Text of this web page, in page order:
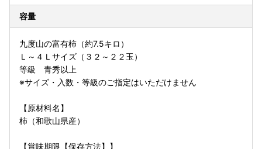
容量
九度山の富有柿（約7.5キロ）
Ｌ～４Ｌサイズ（３２～２２玉）
等級 青秀以上
※サイズ・入数・等級のご指定はいただけません
【原材料名】
柿（和歌山県産）
【賞味期限【保存方法】】